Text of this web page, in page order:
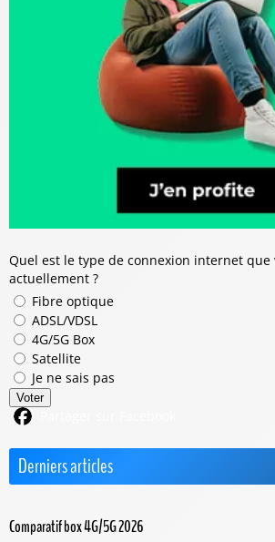
Quel est le type de connexion internet que
actuellement ?
Fibre optique
ADSL/VDSL
4G/5G Box
Satellite
Je ne sais pas
Voter
Derniers articles
Comparatif box 4G/5G 2026